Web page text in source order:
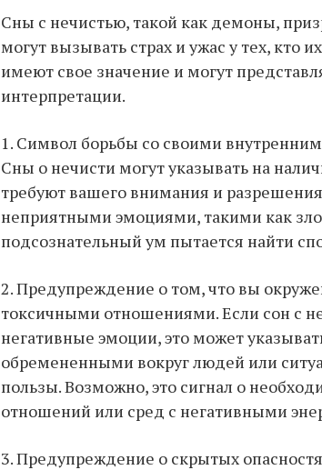
Сны с нечистью, такой как демоны,
могут вызывать страх и ужас у тех, кто
имеют свое значение и могут
интерпретации.
1. Символ борьбы со своими
Сны о нечисти могут указывать на
требуют вашего внимания и
неприятными эмоциями, такими как
подсознательный ум пытается найти
2. Предупреждение о том, что вы
токсичными отношениями. Если сон с
негативные эмоции, это может
обремененными вокруг людей или
пользы. Возможно, это сигнал о
отношений или сред с негативными
3. Предупреждение о скрытых